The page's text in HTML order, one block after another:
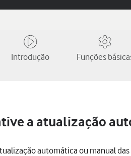
Introdução Funções
a atualização
automática ou manual